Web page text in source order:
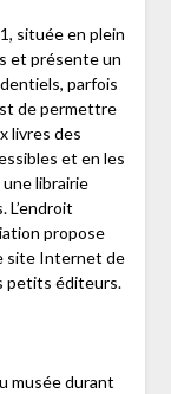
située en plein
et présente un
parfois
de permettre
livres des
et en les
librairie
L’endroit
propose
site Internet de
petits éditeurs.
musée durant